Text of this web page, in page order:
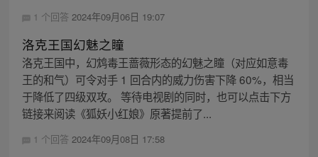
1 个回答 2024年09月06日 19:07
洛克王国幻魅之瞳
洛克王国中，幻鸩毒王蔷薇形态的幻魅之瞳（对应如意毒
王的和气）可令对手 1 回合内的威力伤害下降 60%，相当
于降低了四级双攻。 等待电视剧的同时，也可以点击下方
链接来阅读《狐妖小红娘》原著提前了...
1 个回答 2024年09月08日 17:58